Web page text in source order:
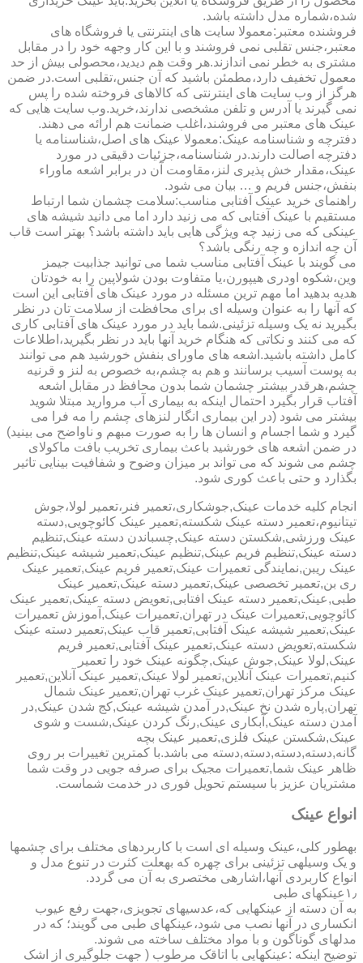
شده،شماره مدل داشته باشد.
فروشنده معتبر:معمولا سایت های اینترنتی یا فروشگاه های
معتبر،جنس تقلبی نمی فروشند و با این کار وجهه خود را در مقابل
مشتری به خطر نمی اندازند.هر وقت هم دیدید،محصولی بیش از حد
معمول تخفیف دارد،مطمئن باشید که آن جنس،تقلبی است.در ضمن
هرگز از وب سایت های اینترنتی که کالاهای فروخته شده را پس
نمی گیرند یا آدرس و تلفن مشخصی ندارند،خرید.وب سایت هایی که
عینک های معتبر می فروشند،اغلب ضمانت هم ارائه می دهند.
دفترچه و شناسنامه عینک:معمولا عینک های اصل،شناسنامه یا
دفترچه اصالت دارند.در شناسنامه،جزئیات دقیقی در مورد
عینک،مقدار خش پذیری لنز،مقاومت آن در برابر اشعه ماوراء
بنفش،جنس فریم و … بیان می شود.
راهنمای خرید عینک آفتابی مناسب:سلامت چشمان شما ارتباط
مستقیم با عینک آفتابی که می زنید دارد اما می دانید شیشه های
عینکی که می زنید چه ویژگی هایی باید داشته باشد؟ بهتر است قاب
آن چه اندازه و چه رنگی باشد؟
می گویند با عینک آفتابی مناسب شما می توانید جذابیت جیمز
وین،شکوه اودری هیپورن،یا متفاوت بودن شولاپین را به خودتان
هدیه بدهید اما مهم ترین مسئله در مورد عینک های آفتابی این است
که آنها را به عنوان وسیله ای برای محافظت از سلامت تان در نظر
بگیرید نه یک وسیله تزئینی.شما باید در مورد عینک های آفتابی کاری
که می کنند و نکاتی که هنگام خرید آنها باید در نظر بگیرید،اطلاعات
کامل داشته باشید.اشعه های ماورای بنفش خورشید هم می توانند
به پوست آسیب برسانند و هم به چشم،به خصوص به لنز و قرنیه
چشم،هرقدر بیشتر چشمان شما بدون محافظ در مقابل اشعه
آفتاب قرار بگیرد احتمال اینکه به بیماری آب مروارید مبتلا شوید
بیشتر می شود (در این بیماری انگار لنزهای چشم را مه فرا می
گیرد و شما اجسام و انسان ها را به صورت مبهم و ناواضح می بینید)
در ضمن اشعه های خورشید باعث بیماری تخریب بافت ماکولای
چشم می شوند که می تواند بر میزان وضوح و شفافیت بینایی تاثیر
بگذارد و حتی باعث کوری شود.
انجام کلیه خدمات عینک,جوشکاری،تعمیر فنر،تعمیر لولا،جوش
تیتانیوم،تعمیر دسته عینک شکسته,تعمیر عینک کائوچویی,دسته
عینک ورزشی,شکستن دسته عینک,چسباندن دسته عینک,تنظیم
دسته عینک,تنظیم فریم عینک,تنظیم عینک,تعمیر شیشه عینک,تنظیم
عینک ریبن,نمایندگی تعمیرات عینک,تعمیر فریم عینک,تعمیر عینک
ری بن,تعمیر تخصصی عینک,تعمیر دسته عینک,تعمیر عینک
طبی,عینک,تعمیر دسته عینک افتابی,تعویض دسته عینک,تعمیر عینک
کائوچویی,تعمیرات عینک در تهران,تعمیرات عینک,آموزش تعمیرات
عینک,تعمیر شیشه عینک آفتابی,تعمیر قاب عینک,تعمیر دسته عینک
شکسته,تعویض دسته عینک,تعمیر عینک آفتابی,تعمیر فریم
عینک,لولا عینک,جوش عینک,چگونه عینک خود را تعمیر
کنیم,تعمیرات عینک آنلاین,تعمیر لولا عینک,تعمیر عینک آنلاین,تعمیر
عینک مرکز تهران,تعمیر عینک غرب تهران,تعمیر عینک شمال
تهران,پاره شدن نخ عینک,در آمدن شیشه عینک,کج شدن عینک,در
آمدن دسته عینک,آبکاری عینک,رنگ کردن عینک,شست و شوی
عینک,شکستن عینک فلزی,تعمیر عینک بچه
گانه,دسته,دسته,دسته,دسته می باشد.با کمترین تغییرات بر روی
ظاهر عینک شما,تعمیرات مجیک برای صرفه جویی در وقت شما
مشتریان عزیز با سیستم تحویل فوری در خدمت شماست.
انواع عینک
به­طور کلی،عینک وسیله ای است با کاربردهای مختلف برای چشمها
و یک وسیله­ی تزئینی برای چهره که به­علت کثرت در تنوع مدل و
انواع کاربردی آنها،اشاره­ی مختصری به آن می گردد.
۱٫عینکهای طبی
به آن دسته از عینکهایی که،عدسیهای تجویزی،جهت رفع عیوب
انکساری در آنها نصب می شود،عینکهای طبی می گویند؛ که در
مدلهای گوناگون و با مواد مختلف ساخته می شوند.
توضیح اینکه :عینکهایی با اتاقک مرطوب ( جهت جلوگیری از اشک